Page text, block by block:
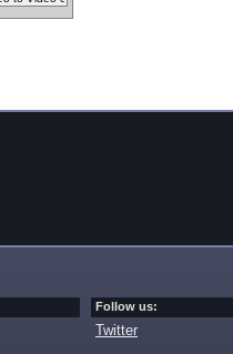
Follow us:
Twitter